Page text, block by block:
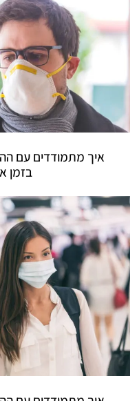
איך מתמודדים עם
בזמן